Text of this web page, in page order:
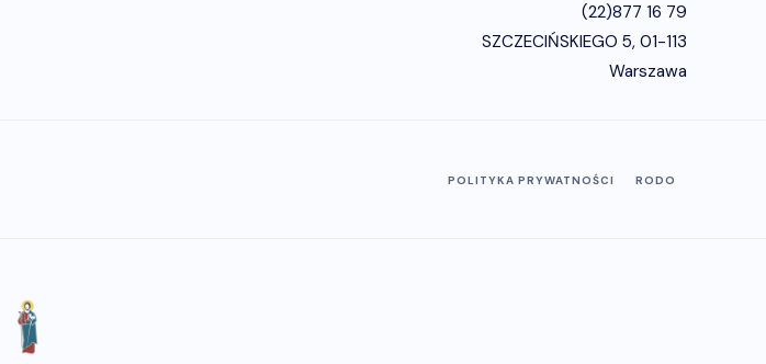
(22)877 16 79
SZCZECIŃSKIEGO 5, 01-113
Warszawa
POLITYKA PRYWATNOŚCI RODO